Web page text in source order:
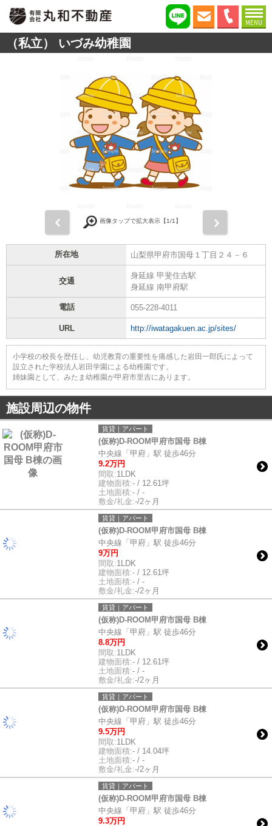
MENU
（私立） いづみ幼稚園
画像タップで拡大表示【1/1】
所在地 山梨県甲府市国母１丁目２４－６
交通
身延線 甲斐住吉駅
身延線 南甲府駅
電話 055-228-4011
URL http://iwatagakuen.ac.jp/sites/
小学校の校長を歴任し、幼児教育の重要性を痛感した岩田一郎氏によって
設立された学校法人岩田学園による幼稚園です。
姉妹園として、みたま幼稚園が甲府市里吉にあります。
施設周辺の物件
賃貸｜アパート
(仮称)D-ROOM甲府市国母 B棟
中央線「甲府」駅 徒歩46分
9.2万円
間取:1LDK
建物面積:- / 12.61坪
土地面積:- / -
敷金/礼金:-/2ヶ月
賃貸｜アパート
(仮称)D-ROOM甲府市国母 B棟
中央線「甲府」駅 徒歩46分
9万円
間取:1LDK
建物面積:- / 12.61坪
土地面積:- / -
敷金/礼金:-/2ヶ月
賃貸｜アパート
(仮称)D-ROOM甲府市国母 B棟
中央線「甲府」駅 徒歩46分
8.8万円
間取:1LDK
建物面積:- / 12.61坪
土地面積:- / -
敷金/礼金:-/2ヶ月
賃貸｜アパート
(仮称)D-ROOM甲府市国母 B棟
中央線「甲府」駅 徒歩46分
9.5万円
間取:1LDK
建物面積:- / 14.04坪
土地面積:- / -
敷金/礼金:-/2ヶ月
賃貸｜アパート
(仮称)D-ROOM甲府市国母 B棟
中央線「甲府」駅 徒歩46分
9.3万円